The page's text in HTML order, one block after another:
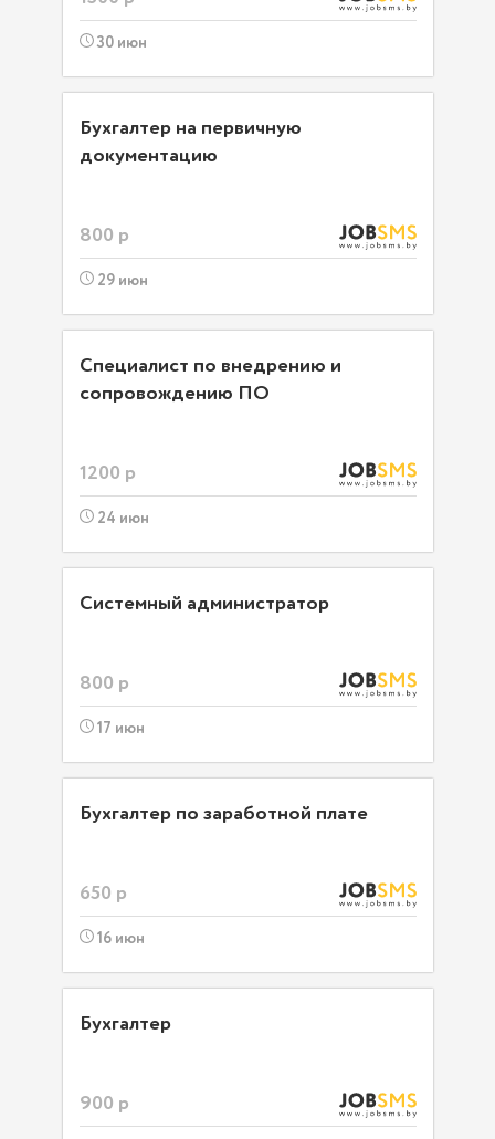
30 июн
Бухгалтер на первичную
документацию
800 р
29 июн
Специалист по внедрению и
сопровождению ПО
1200 р
24 июн
Системный администратор
800 р
17 июн
Бухгалтер по заработной плате
650 р
16 июн
Бухгалтер
900 р